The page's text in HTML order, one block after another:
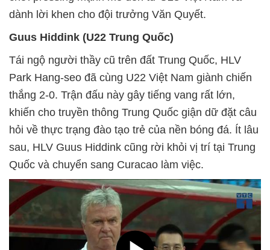
dành lời khen cho đội trưởng Văn Quyết.
Guus Hiddink (U22 Trung Quốc)
Tái ngộ người thầy cũ trên đất Trung Quốc, HLV
Park Hang-seo đã cùng U22 Việt Nam giành chiến
thắng 2-0. Trận đấu này gây tiếng vang rất lớn,
khiến cho truyền thông Trung Quốc giận dữ đặt câu
hỏi về thực trạng đào tạo trẻ của nền bóng đá. Ít lâu
sau, HLV Guus Hiddink cũng rời khỏi vị trí tại Trung
Quốc và chuyển sang Curacao làm việc.